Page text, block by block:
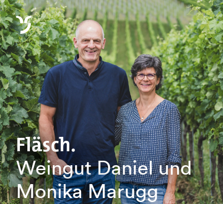
Fläsch.
Weingut Daniel und
Monika Marugg